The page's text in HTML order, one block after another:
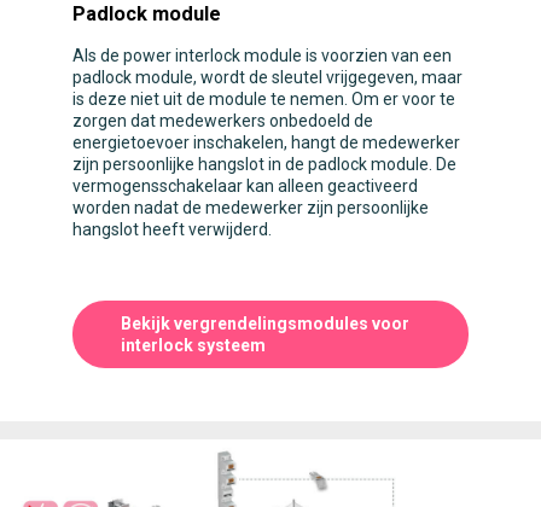
Padlock module
Als de power interlock module is voorzien van een
padlock module, wordt de sleutel vrijgegeven, maar
is deze niet uit de module te nemen. Om er voor te
zorgen dat medewerkers onbedoeld de
energietoevoer inschakelen, hangt de medewerker
zijn persoonlijke hangslot in de padlock module. De
vermogensschakelaar kan alleen geactiveerd
worden nadat de medewerker zijn persoonlijke
hangslot heeft verwijderd.
Bekijk vergrendelingsmodules voor
interlock systeem